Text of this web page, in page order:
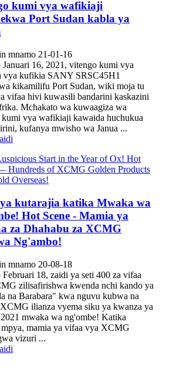
kumi vya wafikiaji
Port Sudan kabla ya
mnamo 21-01-16
Januari 16, 2021, vitengo kumi vya
vya kufikia SANY SRSC45H1
kikamilifu Port Sudan, wiki moja tu
vifaa hivi kuwasili bandarini kaskazini
Mchakato wa kuwaagiza wa
vya wafikiaji kawaida huchukua
kufanya mwisho wa Janua ...
kutarajia katika Mwaka wa
Hot Scene - Mamia ya
za Dhahabu za XCMG
Ng'ambo!
mnamo 20-08-18
18, zaidi ya seti 400 za vifaa
zilisafirishwa kwenda nchi kando ya
na Barabara" kwa nguvu kubwa na
ilianza vyema siku ya kwanza ya
mwaka wa ng'ombe! Katika
mamia ya vifaa vya XCMG
vizuri ...